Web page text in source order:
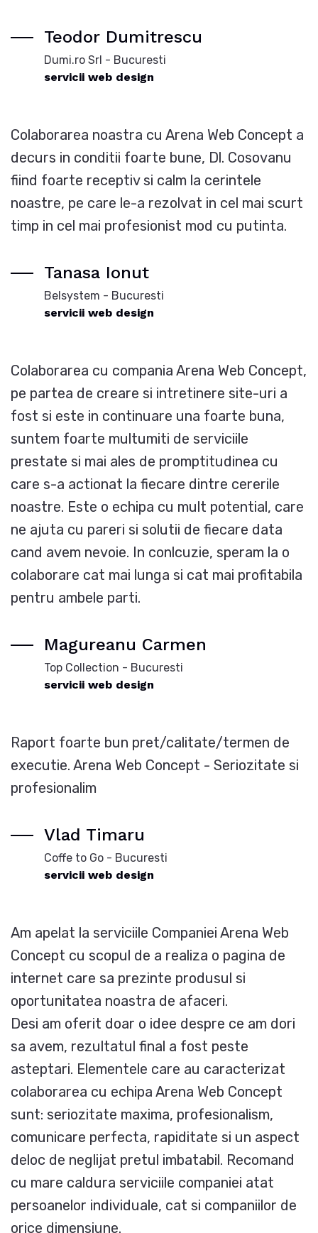
Teodor Dumitrescu
Dumi.ro Srl - Bucuresti
servicii web design
Colaborarea noastra cu Arena Web Concept a
decurs in conditii foarte bune, Dl. Cosovanu
fiind foarte receptiv si calm la cerintele
noastre, pe care le-a rezolvat in cel mai scurt
timp in cel mai profesionist mod cu putinta.
Tanasa Ionut
Belsystem - Bucuresti
servicii web design
Colaborarea cu compania Arena Web Concept,
pe partea de creare si intretinere site-uri a
fost si este in continuare una foarte buna,
suntem foarte multumiti de serviciile
prestate si mai ales de promptitudinea cu
care s-a actionat la fiecare dintre cererile
noastre. Este o echipa cu mult potential, care
ne ajuta cu pareri si solutii de fiecare data
cand avem nevoie. In conlcuzie, speram la o
colaborare cat mai lunga si cat mai profitabila
pentru ambele parti.
Magureanu Carmen
Top Collection - Bucuresti
servicii web design
Raport foarte bun pret/calitate/termen de
executie. Arena Web Concept - Seriozitate si
profesionalim
Vlad Timaru
Coffe to Go - Bucuresti
servicii web design
Am apelat la serviciile Companiei Arena Web
Concept cu scopul de a realiza o pagina de
internet care sa prezinte produsul si
oportunitatea noastra de afaceri.
Desi am oferit doar o idee despre ce am dori
sa avem, rezultatul final a fost peste
asteptari. Elementele care au caracterizat
colaborarea cu echipa Arena Web Concept
sunt: seriozitate maxima, profesionalism,
comunicare perfecta, rapiditate si un aspect
deloc de neglijat pretul imbatabil. Recomand
cu mare caldura serviciile companiei atat
persoanelor individuale, cat si companiilor de
orice dimensiune.